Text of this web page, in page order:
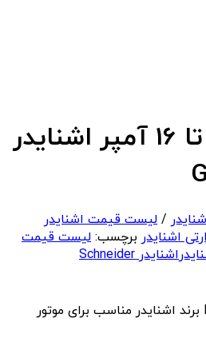
کلید حرارتی 1 تا 16 آمپر اشنایدر
/ لیست قیمت اشنایدر
اشنایدر برچسب: لیست قیمت
اشنایدر Schneider
کلید حفاظت موتوری MPCB برند اشنایدر مناسب برای موتور